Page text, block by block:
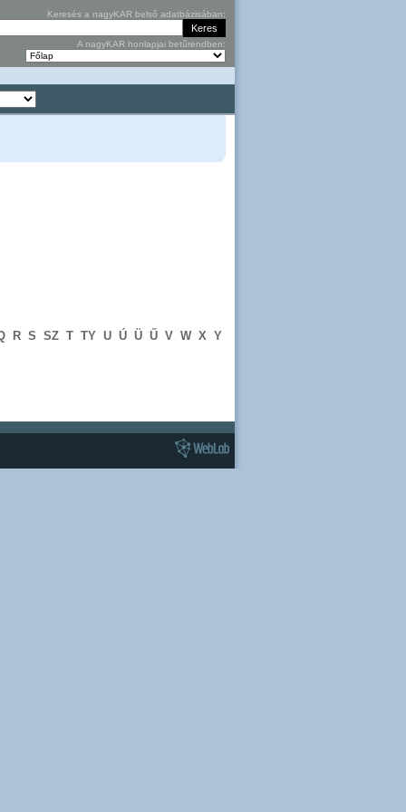
Keresés a nagyKAR belső adatbázisában:
A nagyKAR honlapjai betűrendben:
R S SZ T TY U Ú Ü Ű V W X Y